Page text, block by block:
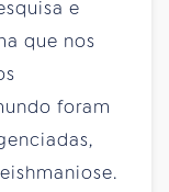
e
que nos
foram